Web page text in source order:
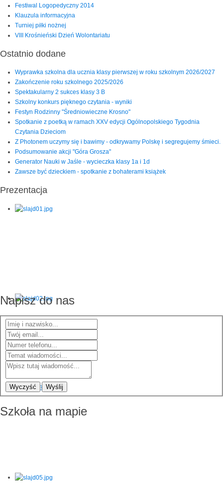
Festiwal Logopedyczny 2014
Klauzula informacyjna
Turniej piłki nożnej
VIII Krośnieński Dzień Wolontariatu
Ostatnio dodane
Wyprawka szkolna dla ucznia klasy pierwszej w roku szkolnym 2026/2027
Zakończenie roku szkolnego 2025/2026
Spektakularny 2 sukces klasy 3 B
Szkolny konkurs pięknego czytania - wyniki
Festyn Rodzinny "Średniowieczne Krosno"
Spotkanie z poetką w ramach XXV edycji Ogólnopolskiego Tygodnia
Czytania Dzieciom
Z Photonem uczymy się i bawimy - odkrywamy Polskę i segregujemy śmieci.
Podsumowanie akcji "Góra Grosza"
Generator Nauki w Jaśle - wycieczka klasy 1a i 1d
Zawsze być dzieckiem - spotkanie z bohaterami książek
Prezentacja
Napisz do nas
Wyczyść Wyślij
Szkoła na mapie